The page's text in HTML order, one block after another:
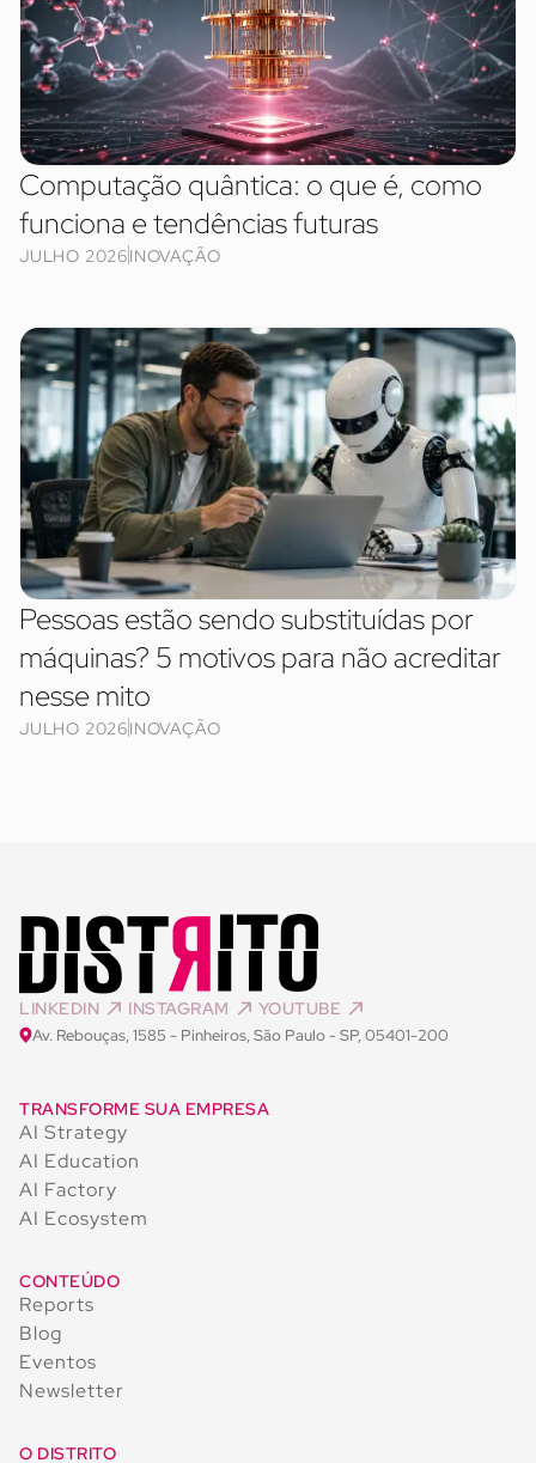
Computação quântica: o que é, como
funciona e tendências futuras
JULHO 2026INOVAÇÃO
Pessoas estão sendo substituídas por
máquinas? 5 motivos para não acreditar
nesse mito
JULHO 2026INOVAÇÃO
LINKEDIN INSTAGRAM YOUTUBE
Av. Rebouças, 1585 - Pinheiros, São Paulo - SP, 05401-200
TRANSFORME SUA EMPRESA
AI Strategy
AI Education
AI Factory
AI Ecosystem
CONTEÚDO
Reports
Blog
Eventos
Newsletter
O DISTRITO